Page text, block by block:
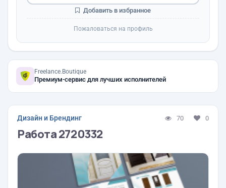
Добавить в избранное
Пожаловаться на профиль
Freelance.Boutique
Премиум-сервис для лучших исполнителей
Дизайн и Брендинг 70 0
Работа 2720332